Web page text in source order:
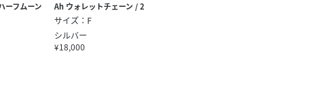
ーフムーン
Ah ウォレットチェーン / 2
サイズ：F
シルバー
¥18,000